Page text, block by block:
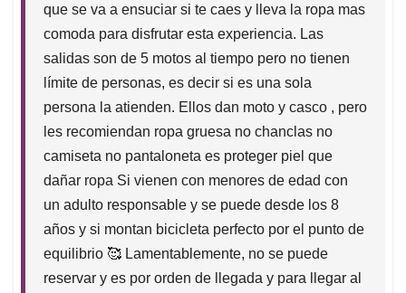
que se va a ensuciar si te caes y lleva la ropa mas
comoda para disfrutar esta experiencia. Las
salidas son de 5 motos al tiempo pero no tienen
límite de personas, es decir si es una sola
persona la atienden. Ellos dan moto y casco , pero
les recomiendan ropa gruesa no chanclas no
camiseta no pantaloneta es proteger piel que
dañar ropa Si vienen con menores de edad con
un adulto responsable y se puede desde los 8
años y si montan bicicleta perfecto por el punto de
equilibrio 🥰 Lamentablemente, no se puede
reservar y es por orden de llegada y para llegar al